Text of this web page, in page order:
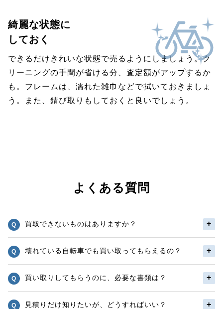
綺麗な状態に
しておく
できるだけきれいな状態で売るようにしましょう。ク
リーニングの手間が省ける分、査定額がアップするか
も。フレームは、濡れた雑巾などで拭いておきましょ
う。また、錆び取りもしておくと良いでしょう。
よくある質問
買取できないものはありますか？
壊れている自転車でも買い取ってもらえるの？
買い取りしてもらうのに、必要な書類は？
見積りだけ知りたいが、どうすればいい？